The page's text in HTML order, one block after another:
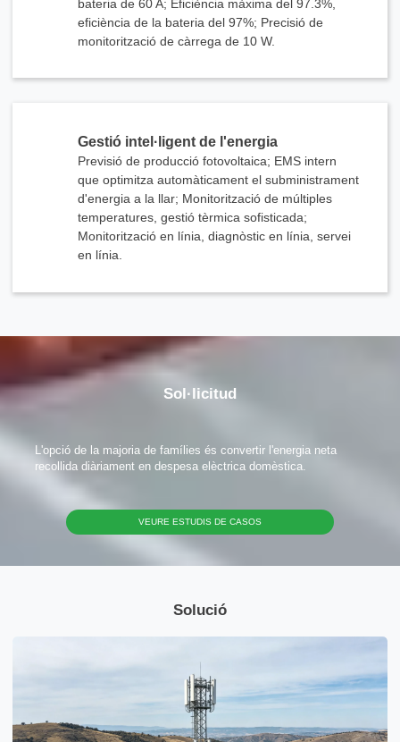
bateria de 60 A; Eficiència màxima del 97.3%,
eficiència de la bateria del 97%; Precisió de
monitorització de càrrega de 10 W.
Gestió intel·ligent de l'energia
Previsió de producció fotovoltaica; EMS intern
que optimitza automàticament el subministrament
d'energia a la llar; Monitorització de múltiples
temperatures, gestió tèrmica sofisticada;
Monitorització en línia, diagnòstic en línia, servei
en línia.
Sol·licitud
L'opció de la majoria de famílies és convertir l'energia neta
recollida diàriament en despesa elèctrica domèstica.
VEURE ESTUDIS DE CASOS
Solució